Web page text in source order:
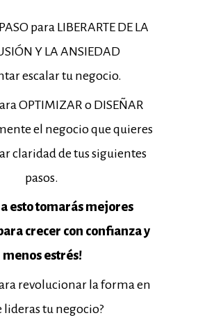
para LIBERARTE DE LA
Y LA ANSIEDAD
escalar tu negocio.
OPTIMIZAR o DISEÑAR
el negocio que quieres
claridad de tus siguientes
pasos.
a esto tomarás mejores
crecer con confianza y
menos estrés!
revolucionar la forma en
lideras tu negocio?